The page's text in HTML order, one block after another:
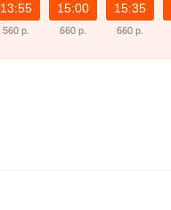
13:55
560 р.
15:00
660 р.
15:35
660 р.